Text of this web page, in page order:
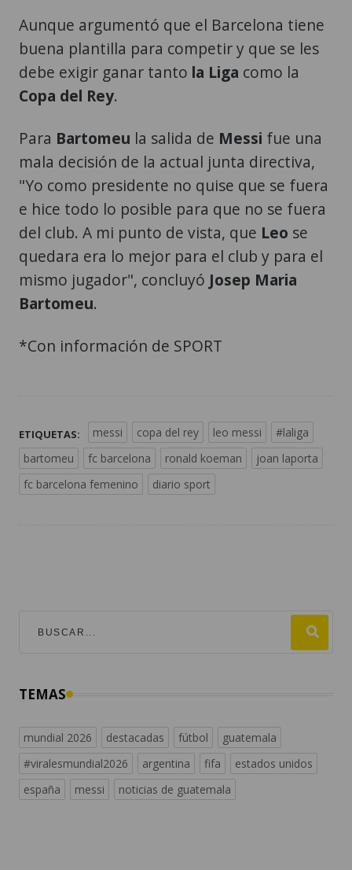
Aunque argumentó que el Barcelona tiene
buena plantilla para competir y que se les
debe exigir ganar tanto la Liga como la
Copa del Rey.
Para Bartomeu la salida de Messi fue una
mala decisión de la actual junta directiva,
"Yo como presidente no quise que se fuera
e hice todo lo posible para que no se fuera
del club. A mi punto de vista, que Leo se
quedara era lo mejor para el club y para el
mismo jugador", concluyó Josep Maria
Bartomeu.
*Con información de SPORT
ETIQUETAS: messi copa del rey leo messi
#laliga
bartomeu
fc barcelona ronald koeman
joan laporta
fc barcelona femenino
diario sport
TEMAS
mundial 2026 destacadas fútbol
guatemala
#viralesmundial2026
argentina fifa
estados unidos
españa
messi noticias de guatemala